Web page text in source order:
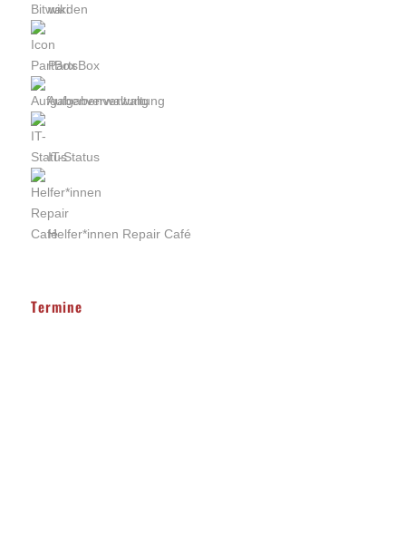
wiki
PartsBox
Aufgabenverwaltung
IT-Status
Helfer*innen Repair Café
Termine